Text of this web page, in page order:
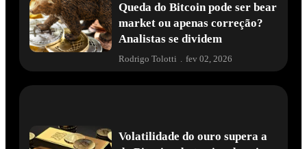
Queda do Bitcoin pode ser bear
market ou apenas correção?
Analistas se dividem
Rodrigo Tolotti . fev 02, 2026
Volatilidade do ouro supera a